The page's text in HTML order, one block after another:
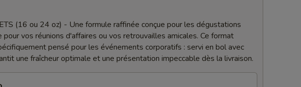
(16 ou 24 oz) - Une formule raffinée conçue pour les dégustations
pour vos réunions d'affaires ou vos retrouvailles amicales. Ce format
pensé pour les événements corporatifs : servi en bol avec
une fraîcheur optimale et une présentation impeccable dès la livraison.